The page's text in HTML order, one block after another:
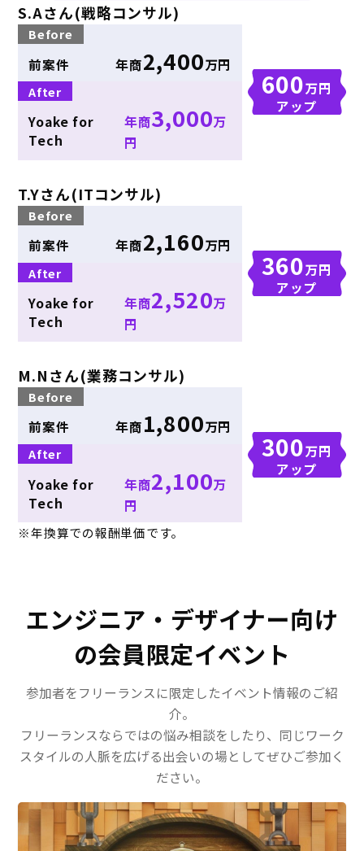
S.Aさん(戦略コンサル)
Before
前案件 年商2,400万円
After
Yoake for
Tech
年商3,000万
円
600万円
アップ
T.Yさん(ITコンサル)
Before
前案件 年商2,160万円
After
Yoake for
Tech
年商2,520万
円
360万円
アップ
M.Nさん(業務コンサル)
Before
前案件 年商1,800万円
After
Yoake for
Tech
年商2,100万
円
300万円
アップ
※年換算での報酬単価です。
エンジニア・デザイナー向け
の会員限定イベント
参加者をフリーランスに限定したイベント情報のご紹
介。
フリーランスならではの悩み相談をしたり、同じワーク
スタイルの人脈を広げる出会いの場としてぜひご参加く
ださい。